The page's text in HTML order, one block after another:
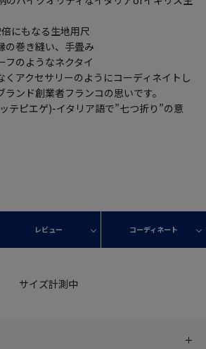
にもなる生地用尺
の巻き縫い、手畳み
フのようなネクタイ
くアクセサリーのようにコーディネイトし
ンド創業者フランコの思いです。
テピエゲ)-イタリア語で”七つ折り”の意
レビュー コーディネート
サイズ計測中